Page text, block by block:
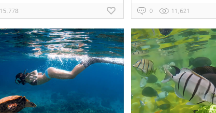
15,778 0 11,621